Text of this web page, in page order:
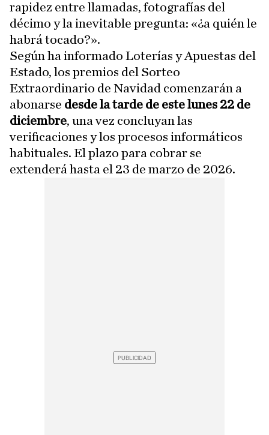
rapidez entre llamadas, fotografías del
décimo y la inevitable pregunta: «¿a quién le
habrá tocado?».
Según ha informado Loterías y Apuestas del
Estado, los premios del Sorteo
Extraordinario de Navidad comenzarán a
abonarse desde la tarde de este lunes 22 de
diciembre, una vez concluyan las
verificaciones y los procesos informáticos
habituales. El plazo para cobrar se
extenderá hasta el 23 de marzo de 2026.